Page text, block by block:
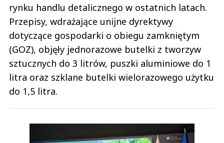
rynku handlu detalicznego w ostatnich latach.
Przepisy, wdrażające unijne dyrektywy
dotyczące gospodarki o obiegu zamkniętym
(GOZ), objęły jednorazowe butelki z tworzyw
sztucznych do 3 litrów, puszki aluminiowe do 1
litra oraz szklane butelki wielorazowego użytku
do 1,5 litra.